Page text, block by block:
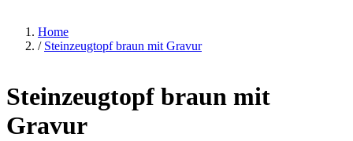
Home
/ Steinzeugtopf braun mit Gravur
Steinzeugtopf braun mit
Gravur